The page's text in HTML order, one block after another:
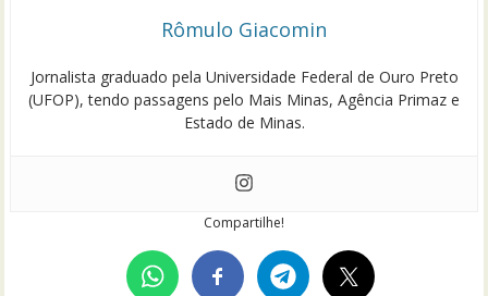
Rômulo Giacomin
Jornalista graduado pela Universidade Federal de Ouro Preto
(UFOP), tendo passagens pelo Mais Minas, Agência Primaz e
Estado de Minas.
Compartilhe!